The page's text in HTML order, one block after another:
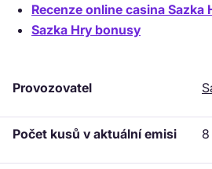
Recenze online casina Sazka
Sazka Hry bonusy
Provozovatel
Počet kusů v aktuální emisi